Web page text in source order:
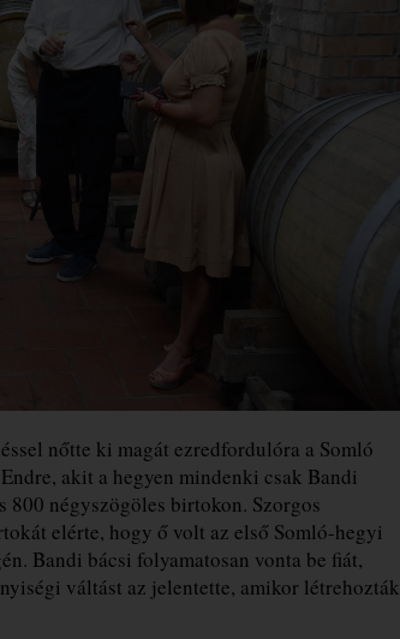
nőtte ki magát ezredfordulóra a Somló
akit a hegyen mindenki csak Bandi
négyszögöles birtokon. Szorgos
elérte, hogy ő volt az első Somló-hegyi
Bandi bácsi folyamatosan vonta be fiát,
váltást az jelentette, amikor létrehozták